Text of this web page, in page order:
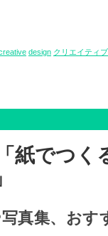
design クリエイティブ
紙でつく
真集、おす